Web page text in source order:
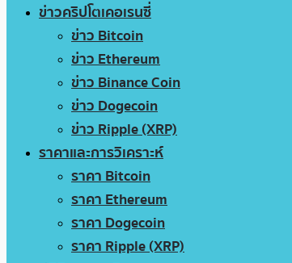
ข่าวคริปโตเคอเรนซี่
ข่าว Bitcoin
ข่าว Ethereum
ข่าว Binance Coin
ข่าว Dogecoin
ข่าว Ripple (XRP)
ราคาและการวิเคราะห์
ราคา Bitcoin
ราคา Ethereum
ราคา Dogecoin
ราคา Ripple (XRP)